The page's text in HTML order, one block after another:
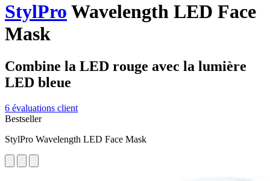
StylPro Wavelength LED Face
Mask
Combine la LED rouge avec la lumière
LED bleue
6 évaluations client
Bestseller
StylPro Wavelength LED Face Mask